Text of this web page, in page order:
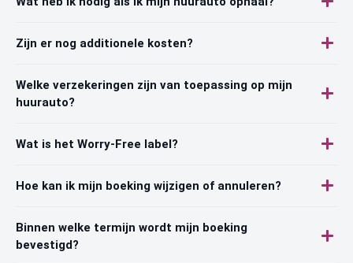
Zijn er nog additionele kosten?
Welke verzekeringen zijn van toepassing op mijn
huurauto?
Wat is het Worry-Free label?
Hoe kan ik mijn boeking wijzigen of annuleren?
Binnen welke termijn wordt mijn boeking
bevestigd?